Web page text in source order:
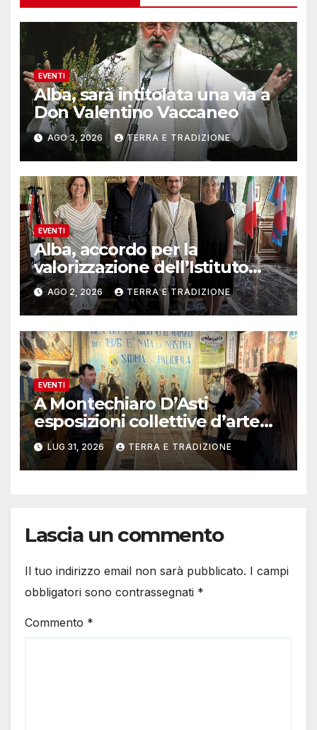
EVENTI
Alba, sarà intitolata una via a
Don Valentino Vaccaneo
AGO 3, 2026 TERRA E TRADIZIONE
EVENTI
Alba, accordo per la
valorizzazione dell’Istituto
musicale Rocca
AGO 2, 2026 TERRA E TRADIZIONE
EVENTI
A Montechiaro D’Asti
esposizioni collettive d’arte
contemporanea
LUG 31, 2026 TERRA E TRADIZIONE
Lascia un commento
Il tuo indirizzo email non sarà pubblicato. I campi
obbligatori sono contrassegnati *
Commento *